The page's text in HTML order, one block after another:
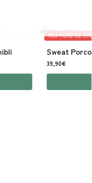
RUPTURE DE
Sweat
39,90€